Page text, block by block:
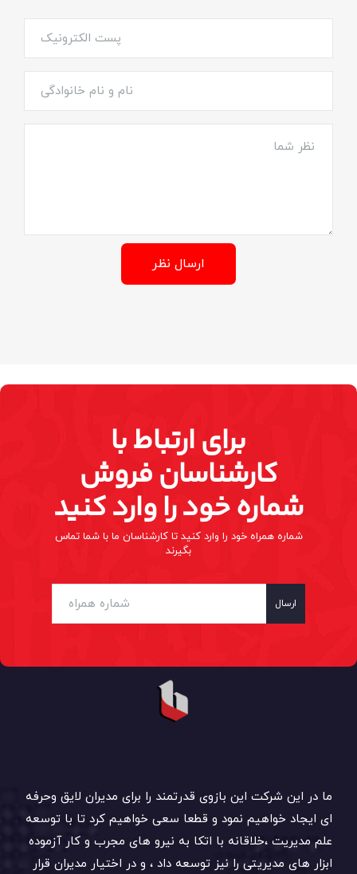
ارسال نظر
برای ارتباط با
کارشناسان فروش
شماره خود را وارد کنید
شماره همراه خود را وارد کنید تا کارشناسان ما با شما تماس
بگیرند
ارسال
ما در این شرکت این بازوی قدرتمند را برای مدیران لایق وحرفه
ای ایجاد خواهیم نمود و قطعا سعی خواهیم کرد تا با توسعه
علم مدیریت ،خلاقانه با اتکا به نیرو های مجرب و کار آزموده
ابزار های مدیریتی را نیز توسعه داد ، و در اختیار مدیران قرار